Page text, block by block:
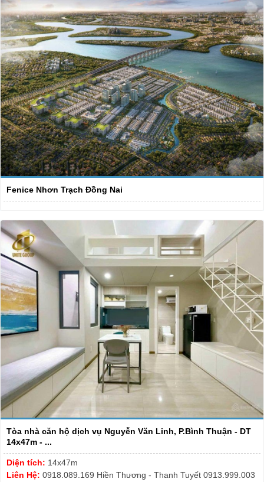
Fenice Nhơn Trạch Đồng Nai
Tòa nhà căn hộ dịch vụ Nguyễn Văn Linh, P.Bình Thuận - DT
14x47m - ...
Diện tích: 14x47m
Liên Hệ: 0918.089.169 Hiền Thương - Thanh Tuyết 0913.999.003